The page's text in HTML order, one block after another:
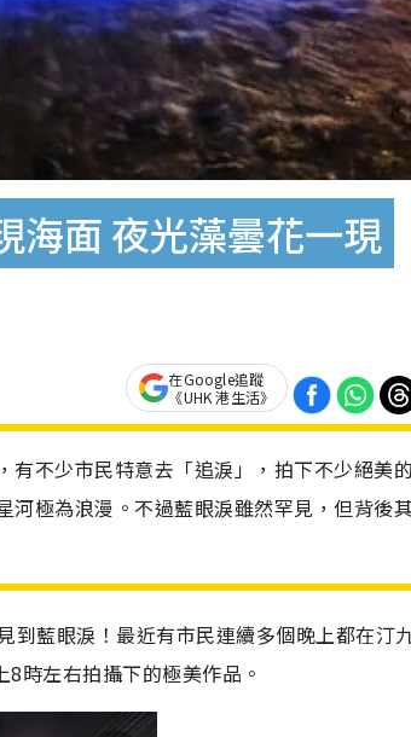
海面 夜光藻曇花一現
在Google追蹤
《UHK 港生活》
有不少市民特意去「追淚」，拍下不少絕美
河極為浪漫。不過藍眼淚雖然罕見，但背後
到藍眼淚！最近有市民連續多個晚上都在汀
時左右拍攝下的極美作品。